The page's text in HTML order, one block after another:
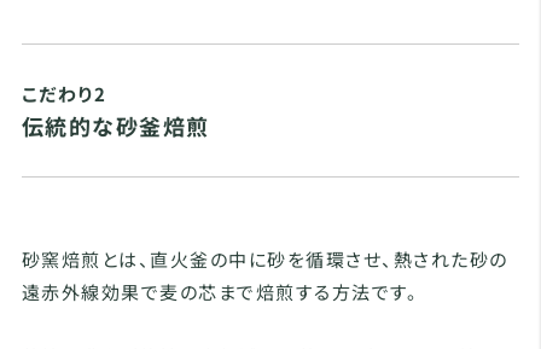
こだわり2
伝統的な砂釜焙煎
砂窯焙煎とは、直火釜の中に砂を循環させ、熱された砂の
遠赤外線効果で麦の芯まで焙煎する方法です。